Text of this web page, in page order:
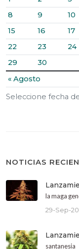
Seleccione fecha
« Agosto
8
9 10
15
16 17
22
23 24
29
30
NOTICIAS
la maga
29-Sep-
santanesia